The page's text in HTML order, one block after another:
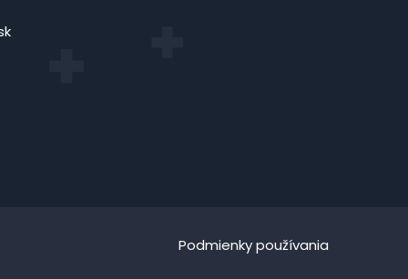
Podmienky používania